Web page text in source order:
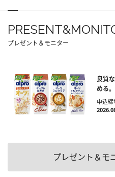
プレゼント＆モニター
良質
める
申込締
プレゼント＆モ